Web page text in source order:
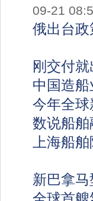
09-21
俄出台
刚交付
中国造
今年全
数说船
上海船
新巴拿